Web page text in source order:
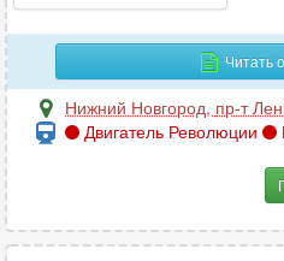
Читать
Нижний Новгород, пр-т
Двигатель Революции